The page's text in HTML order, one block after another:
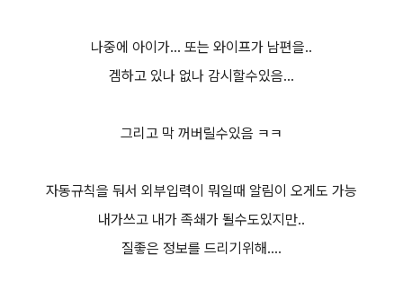
나중에 아이가... 또는 와이프가 남편을..
겜하고 있나 없나 감시할수있음...
그리고 막 꺼버릴수있음 ㅋㅋ
자동규칙을 둬서 외부입력이 뭐일때 알림이 오게도 가능
내가쓰고 내가 족쇄가 될수도있지만..
질좋은 정보를 드리기위해....